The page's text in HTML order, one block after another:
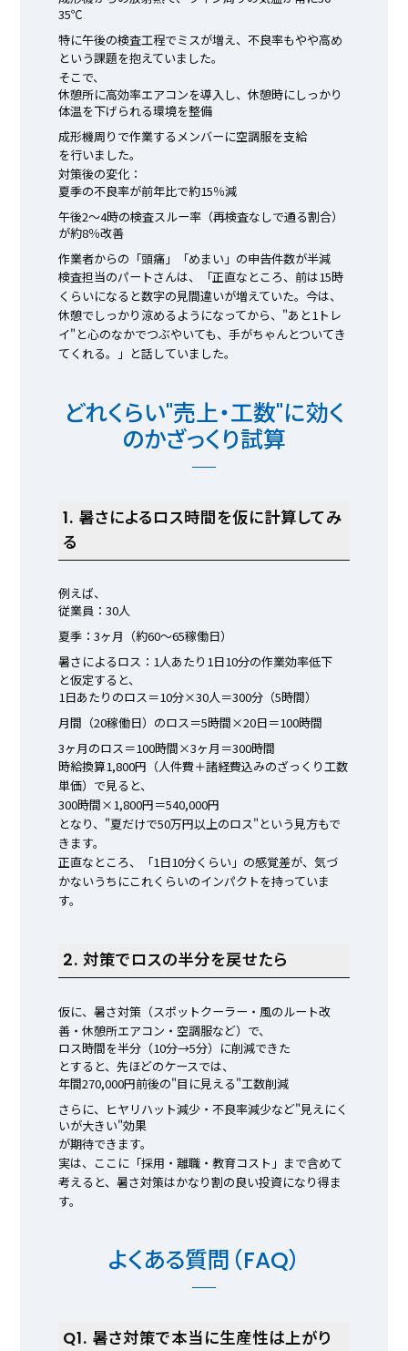
35℃
特に午後の検査工程でミスが増え、不良率もやや高め
という課題を抱えていました。
そこで、
休憩所に高効率エアコンを導入し、休憩時にしっかり
体温を下げられる環境を整備
成形機周りで作業するメンバーに空調服を支給
を行いました。
対策後の変化：
夏季の不良率が前年比で約15％減
午後2〜4時の検査スルー率（再検査なしで通る割合）
が約8％改善
作業者からの「頭痛」「めまい」の申告件数が半減
検査担当のパートさんは、「正直なところ、前は15時
くらいになると数字の見間違いが増えていた。今は、
休憩でしっかり涼めるようになってから、"あと1トレ
イ"と心のなかでつぶやいても、手がちゃんとついてき
てくれる。」と話していました。
どれくらい"売上・工数"に効く
のかざっくり試算
1. 暑さによるロス時間を仮に計算してみ
る
例えば、
従業員：30人
夏季：3ヶ月（約60〜65稼働日）
暑さによるロス：1人あたり1日10分の作業効率低下
と仮定すると、
1日あたりのロス＝10分×30人＝300分（5時間）
月間（20稼働日）のロス＝5時間×20日＝100時間
3ヶ月のロス＝100時間×3ヶ月＝300時間
時給換算1,800円（人件費＋諸経費込みのざっくり工数
単価）で見ると、
300時間×1,800円＝540,000円
となり、"夏だけで50万円以上のロス"という見方もで
きます。
正直なところ、「1日10分くらい」の感覚差が、気づ
かないうちにこれくらいのインパクトを持っていま
す。
2. 対策でロスの半分を戻せたら
仮に、暑さ対策（スポットクーラー・風のルート改
善・休憩所エアコン・空調服など）で、
ロス時間を半分（10分→5分）に削減できた
とすると、先ほどのケースでは、
年間270,000円前後の"目に見える"工数削減
さらに、ヒヤリハット減少・不良率減少など"見えにく
いが大きい"効果
が期待できます。
実は、ここに「採用・離職・教育コスト」まで含めて
考えると、暑さ対策はかなり割の良い投資になり得ま
す。
よくある質問（FAQ）
Q1. 暑さ対策で本当に生産性は上がり